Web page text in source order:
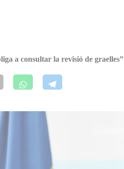
a consultar la revisió de graelles”